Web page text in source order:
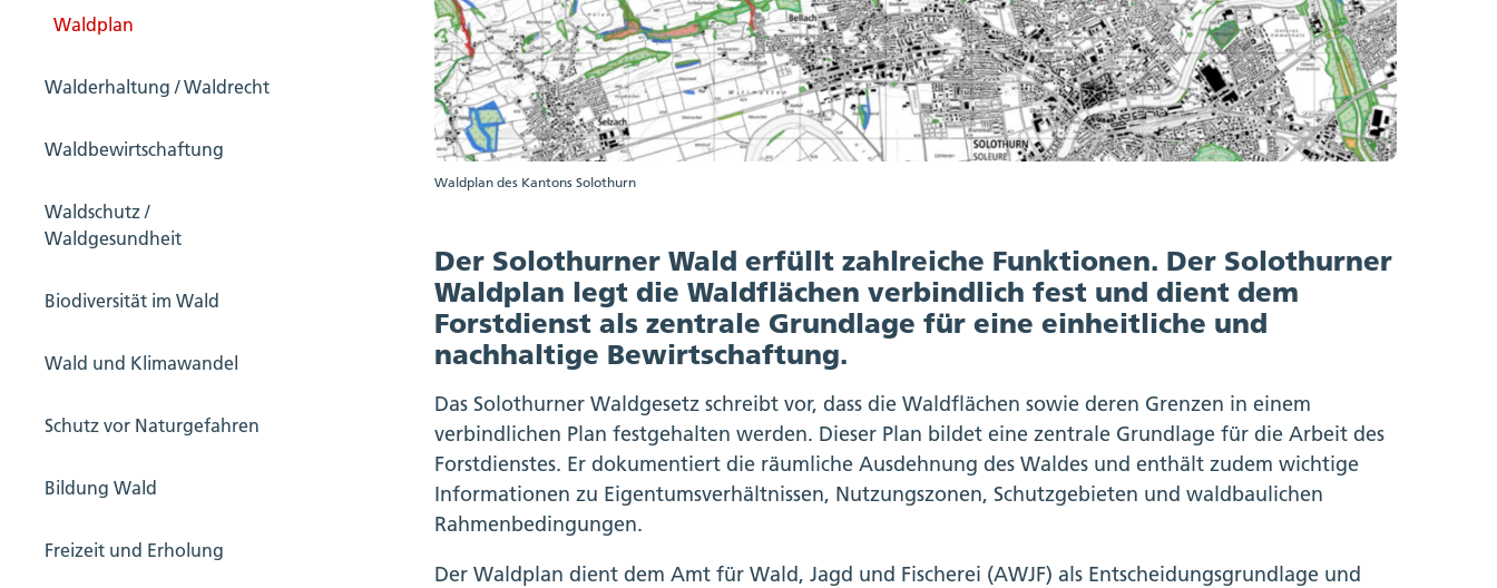
Waldplan
Walderhaltung / Waldrecht
Waldbewirtschaftung
Waldschutz /
Waldgesundheit
Biodiversität im Wald
Wald und Klimawandel
Schutz vor Naturgefahren
Bildung Wald
Freizeit und Erholung
Waldplan des Kantons Solothurn
Der Solothurner Wald erfüllt zahlreiche Funktionen. Der Solothurner
Waldplan legt die Waldflächen verbindlich fest und dient dem
Forstdienst als zentrale Grundlage für eine einheitliche und
nachhaltige Bewirtschaftung.
Das Solothurner Waldgesetz schreibt vor, dass die Waldflächen sowie deren Grenzen in einem
verbindlichen Plan festgehalten werden. Dieser Plan bildet eine zentrale Grundlage für die Arbeit des
Forstdienstes. Er dokumentiert die räumliche Ausdehnung des Waldes und enthält zudem wichtige
Informationen zu Eigentumsverhältnissen, Nutzungszonen, Schutzgebieten und waldbaulichen
Rahmenbedingungen.
Der Waldplan dient dem Amt für Wald, Jagd und Fischerei (AWJF) als Entscheidungsgrundlage und